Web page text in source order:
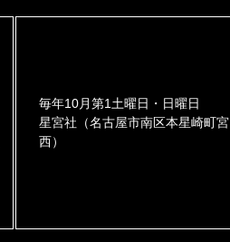
毎年10月第1土曜日・日曜日
星宮社（名古屋市南区本星崎町宮
西）